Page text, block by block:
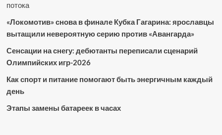
потока
«Локомотив» снова в финале Кубка Гагарина: ярославцы
вытащили невероятную серию против «Авангарда»
Сенсации на снегу: дебютанты переписали сценарий
Олимпийских игр-2026
Как спорт и питание помогают быть энергичным каждый
день
Этапы замены батареек в часах